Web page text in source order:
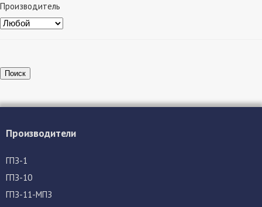
Производитель
Поиск
Производители
ГПЗ-1
ГПЗ-10
ГПЗ-11-МПЗ